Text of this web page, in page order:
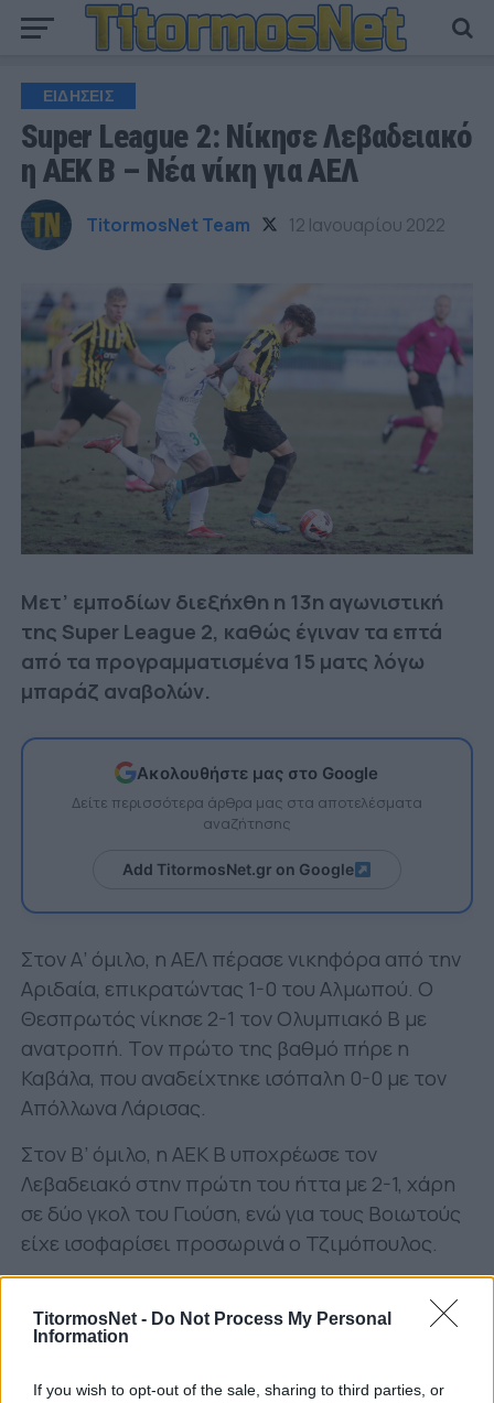
TitormosNet - Do Not Process My Personal
Information
If you wish to opt-out of the sale, sharing to third parties, or
ΕΙΔΗΣΕΙΣ
Super League 2: Νίκησε Λεβαδειακό
η ΑΕΚ Β – Νέα νίκη για ΑΕΛ
TitormosNet Team 12 Ιανουαρίου 2022
Μετ’ εμποδίων διεξήχθη η 13η αγωνιστική
της Super League 2, καθώς έγιναν τα επτά
από τα προγραμματισμένα 15 ματς λόγω
μπαράζ αναβολών.
Ακολουθήστε μας στο Google
Δείτε περισσότερα άρθρα μας στα αποτελέσματα
αναζήτησης
Add TitormosNet.gr on Google
Στον Α’ όμιλο, η ΑΕΛ πέρασε νικηφόρα από την
Αριδαία, επικρατώντας 1-0 του Αλμωπού. Ο
Θεσπρωτός νίκησε 2-1 τον Ολυμπιακό Β με
ανατροπή. Τον πρώτο της βαθμό πήρε η
Καβάλα, που αναδείχτηκε ισόπαλη 0-0 με τον
Απόλλωνα Λάρισας.
Στον Β’ όμιλο, η ΑΕΚ Β υποχρέωσε τον
Λεβαδειακό στην πρώτη του ήττα με 2-1, χάρη
σε δύο γκολ του Γιούση, ενώ για τους Βοιωτούς
είχε ισοφαρίσει προσωρινά ο Τζιμόπουλος.
ΟΦ Ιεράπετρας επιβλήθηκε 3-1 του Εργοτέλη.
Στη Ρόδο έγινε ωραίο παιχνίδι, όπου Διαγόρας
και Χανιά αναδείχτηκαν ισόπαλοι 2-2.